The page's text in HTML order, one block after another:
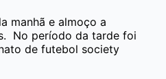
manhã e almoço a
No período da tarde foi
de futebol society